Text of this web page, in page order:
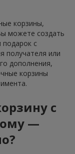
корзины,
можете создать
подарок с
получателя или
дополнения,
корзины
с
—